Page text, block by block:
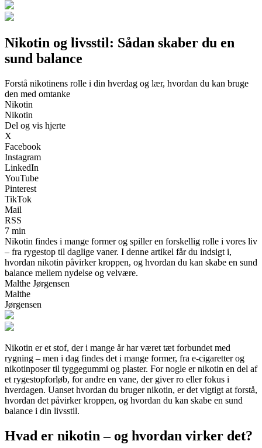
Nikotin og livsstil: Sådan skaber du en
sund balance
Forstå nikotinens rolle i din hverdag og lær, hvordan du kan bruge
den med omtanke
Nikotin
Nikotin
Del og vis hjerte
X
Facebook
Instagram
LinkedIn
YouTube
Pinterest
TikTok
Mail
RSS
7 min
Nikotin findes i mange former og spiller en forskellig rolle i vores liv
– fra rygestop til daglige vaner. I denne artikel får du indsigt i,
hvordan nikotin påvirker kroppen, og hvordan du kan skabe en sund
balance mellem nydelse og velvære.
Malthe Jørgensen
Malthe
Jørgensen
Nikotin er et stof, der i mange år har været tæt forbundet med
rygning – men i dag findes det i mange former, fra e-cigaretter og
nikotinposer til tyggegummi og plaster. For nogle er nikotin en del af
et rygestopforløb, for andre en vane, der giver ro eller fokus i
hverdagen. Uanset hvordan du bruger nikotin, er det vigtigt at forstå,
hvordan det påvirker kroppen, og hvordan du kan skabe en sund
balance i din livsstil.
Hvad er nikotin – og hvordan virker det?